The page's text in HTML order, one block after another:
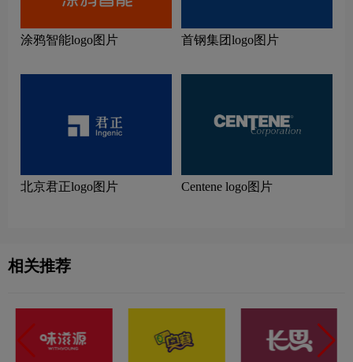
涂鸦智能logo图片 首钢集团logo图片
北京君正logo图片 Centene logo图片
相关推荐